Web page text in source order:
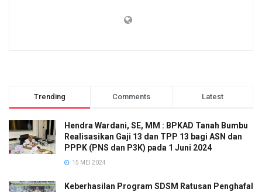
Trending Comments Latest
Hendra Wardani, SE, MM : BPKAD Tanah Bumbu
Realisasikan Gaji 13 dan TPP 13 bagi ASN dan
PPPK (PNS dan P3K) pada 1 Juni 2024
15 MEI 2024
Keberhasilan Program SDSM Ratusan Penghafal